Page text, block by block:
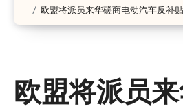
欧盟将派员来华磋商电动汽车反补
欧盟将派员